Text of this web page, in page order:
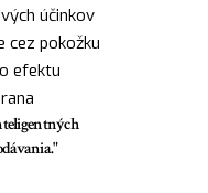
účinkov
cez pokožku
efektu